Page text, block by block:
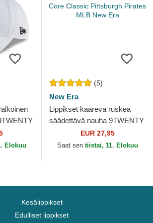
White
Elokuu
(5)
New Era
Lippikset kaareva ruskea
säädettävä nauha 9TWENTY
Core Classic Pittsburgh
Pirates MLB New Era
EUR 27,95
Saat sen tiistai, 11. Elokuu
Kesälippikset
Edulliset lippikset